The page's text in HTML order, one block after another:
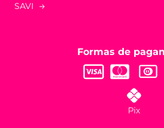
SAVI
Formas de